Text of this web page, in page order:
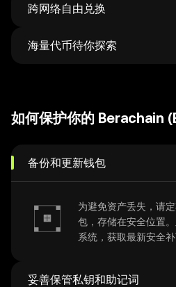
跨网络自由兑换
海量代币待你探索
如何保护你的 Berachain
备份和更新钱包
为避免资产丢失，请
包，存储在安全位置
系统，获取最新安全补
妥善保管私钥和助记词